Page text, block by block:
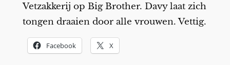
Vetzakkerij op Big Brother. Davy laat zich
tongen draaien door alle vrouwen. Vettig.
Facebook X